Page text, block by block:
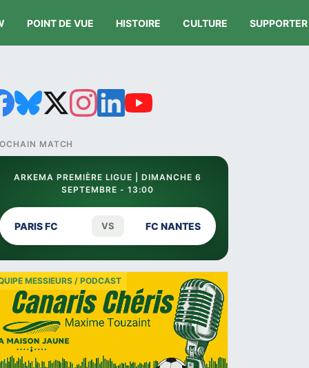
POINT DE VUE HISTOIRE CULTURE SUPPORTER
MATCH
ARKEMA PREMIÈRE LIGUE | DIMANCHE 6
SEPTEMBRE - 13:00
PARIS FC VS FC NANTES
MESSIEURS / PODCAST